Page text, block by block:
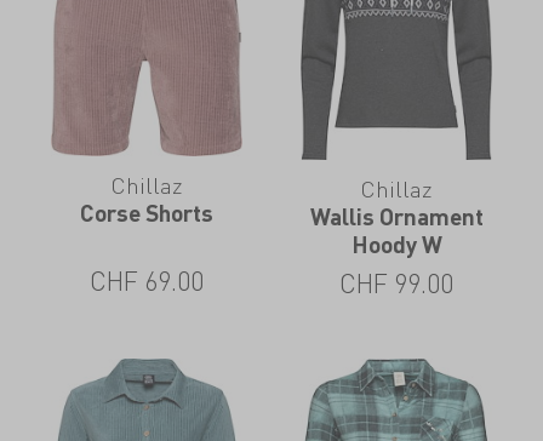
Chillaz
Corse Shorts
CHF 69.00
Chillaz
Wallis Ornament
Hoody W
CHF 99.00